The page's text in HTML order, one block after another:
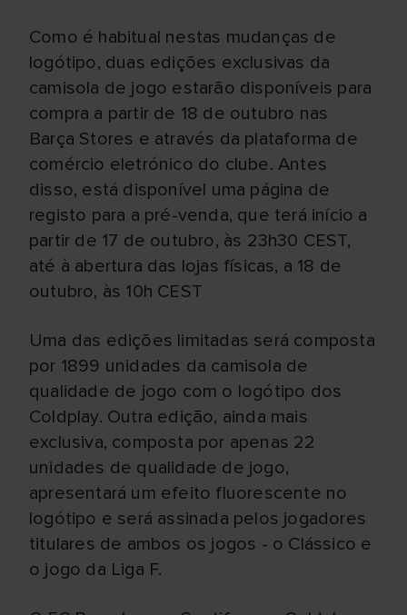
Como é habitual nestas mudanças de
logótipo, duas edições exclusivas da
camisola de jogo estarão disponíveis para
compra a partir de 18 de outubro nas
Barça Stores e através da plataforma de
comércio eletrónico do clube. Antes
disso, está disponível uma página de
registo para a pré-venda, que terá início a
partir de 17 de outubro, às 23h30 CEST,
até à abertura das lojas físicas, a 18 de
outubro, às 10h CEST
Uma das edições limitadas será composta
por 1899 unidades da camisola de
qualidade de jogo com o logótipo dos
Coldplay. Outra edição, ainda mais
exclusiva, composta por apenas 22
unidades de qualidade de jogo,
apresentará um efeito fluorescente no
logótipo e será assinada pelos jogadores
titulares de ambos os jogos - o Clássico e
o jogo da Liga F.